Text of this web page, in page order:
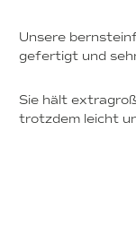
Unsere
gefertigt und
Sie hält
trotzdem leicht